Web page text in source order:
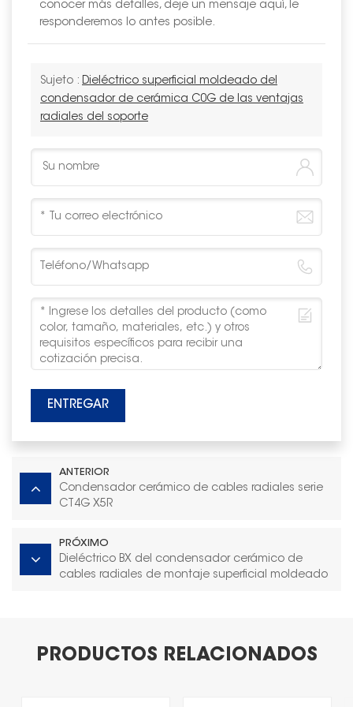
conocer más detalles, deje un mensaje aquí, le
responderemos lo antes posible.
Sujeto : Dieléctrico superficial moldeado del
condensador de cerámica C0G de las ventajas
radiales del soporte
ENTREGAR
ANTERIOR
Condensador cerámico de cables radiales serie
CT4G X5R
PRÓXIMO
Dieléctrico BX del condensador cerámico de
cables radiales de montaje superficial moldeado
PRODUCTOS RELACIONADOS